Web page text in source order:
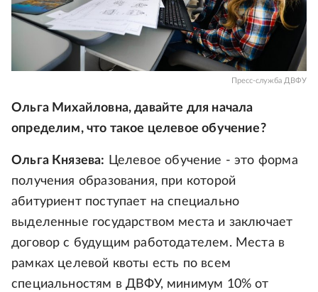
Пресс-служба ДВФУ
Ольга Михайловна, давайте для начала
определим, что такое целевое обучение?
Ольга Князева: Целевое обучение - это форма
получения образования, при которой
абитуриент поступает на специально
выделенные государством места и заключает
договор с будущим работодателем. Места в
рамках целевой квоты есть по всем
специальностям в ДВФУ, минимум 10% от